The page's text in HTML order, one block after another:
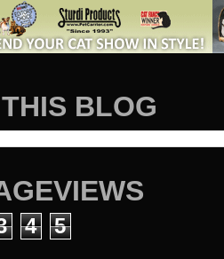
BLOG
4 5